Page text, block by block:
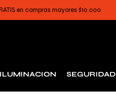
en compras mayores $10.000
ILUMINACION SEGURIDAD